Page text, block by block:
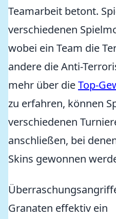
Teamarbeit betont.
verschiedenen
wobei ein Team die
andere die Anti-
mehr über dieTop-
zu erfahren, können
verschiedenen
anschließen, bei
Skins gewonnen
Granaten effektiv ein